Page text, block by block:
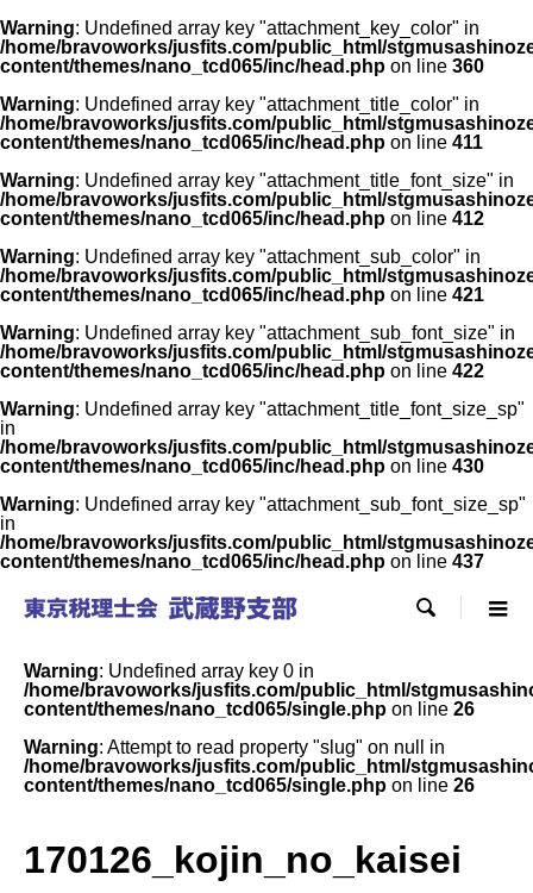
Warning: Undefined array key "attachment_key_color" in
/home/bravoworks/jusfits.com/public_html/
content/themes/nano_tcd065/inc/head.php on line 360
Warning: Undefined array key "attachment_title_color" in
/home/bravoworks/jusfits.com/public_html/
content/themes/nano_tcd065/inc/head.php on line 411
Warning: Undefined array key "attachment_title_font_size" in
/home/bravoworks/jusfits.com/public_html/
content/themes/nano_tcd065/inc/head.php on line 412
Warning: Undefined array key "attachment_sub_color" in
/home/bravoworks/jusfits.com/public_html/
content/themes/nano_tcd065/inc/head.php on line 421
Warning: Undefined array key "attachment_sub_font_size" in
/home/bravoworks/jusfits.com/public_html/
content/themes/nano_tcd065/inc/head.php on line 422
Warning: Undefined array key "attachment_title_font_size_sp"
in
/home/bravoworks/jusfits.com/public_html/
content/themes/nano_tcd065/inc/head.php on line 430
Warning: Undefined array key "attachment_sub_font_size_sp"
in
/home/bravoworks/jusfits.com/public_html/
content/themes/nano_tcd065/inc/head.php on line 437

Warning: Undefined array key 0 in
/home/bravoworks/jusfits.com/public_html/
content/themes/nano_tcd065/single.php on line 26
Warning: Attempt to read property "slug" on null in
/home/bravoworks/jusfits.com/public_html/
content/themes/nano_tcd065/single.php on line 26
170126_kojin_no_kaisei